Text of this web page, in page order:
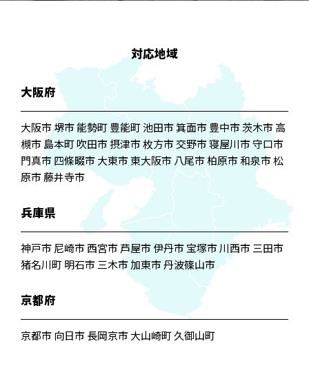
対応地域
大阪府
大阪市 堺市 能勢町 豊能町 池田市 箕面市 豊中市 茨木市 高
槻市 島本町 吹田市 摂津市 枚方市 交野市 寝屋川市 守口市
門真市 四條畷市 大東市 東大阪市 八尾市 柏原市 和泉市 松
原市 藤井寺市
兵庫県
神戸市 尼崎市 西宮市 芦屋市 伊丹市 宝塚市 川西市 三田市
猪名川町 明石市 三木市 加東市 丹波篠山市
京都府
京都市 向日市 長岡京市 大山崎町 久御山町